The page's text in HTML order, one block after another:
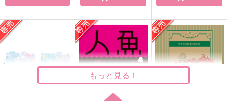
作品詳細 作品詳細 作品詳細
mirage song
MUSHROOM
1,572
落第忍者乱太郎
おかえりおやすみまた
あした
C3H8O3
専売 944円（税込）
ゲゲゲの鬼太郎
もっと見る！